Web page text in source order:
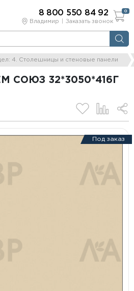
Владимир Заказать звонок
8 800 550 84 92 0
4. Столешницы и стеновые панели
СОЮЗ 32*3050*416Г
Под заказ